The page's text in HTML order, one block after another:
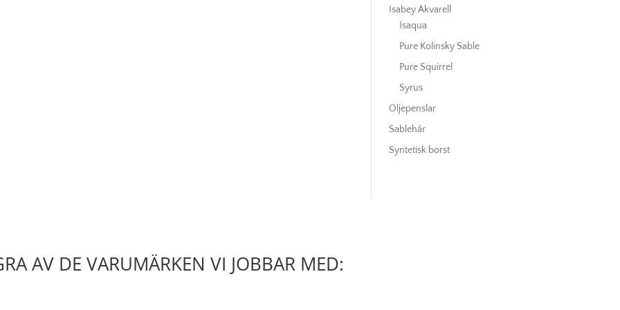
Isabey Akvarell
Isaqua
Pure Kolinsky Sable
Pure Squirrel
Syrus
Oljepenslar
Sablehår
Syntetisk borst
AV DE VARUMÄRKEN VI JOBBAR MED: